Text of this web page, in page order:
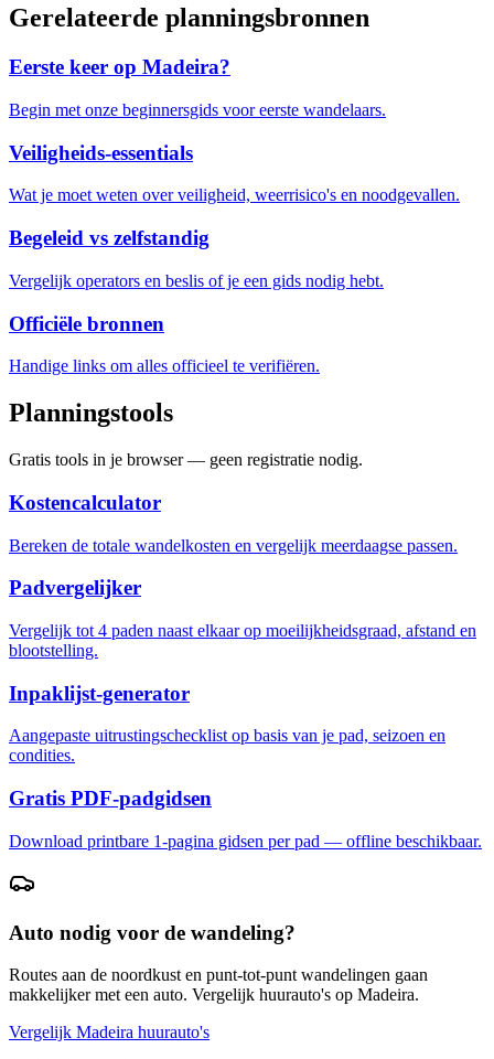
Gerelateerde planningsbronnen
Eerste keer op Madeira?
Begin met onze beginnersgids voor eerste wandelaars.
Veiligheids-essentials
Wat je moet weten over veiligheid, weerrisico's en noodgevallen.
Begeleid vs zelfstandig
Vergelijk operators en beslis of je een gids nodig hebt.
Officiële bronnen
Handige links om alles officieel te verifiëren.
Planningstools
Gratis tools in je browser — geen registratie nodig.
Kostencalculator
Bereken de totale wandelkosten en vergelijk meerdaagse passen.
Padvergelijker
Vergelijk tot 4 paden naast elkaar op moeilijkheidsgraad, afstand en
blootstelling.
Inpaklijst-generator
Aangepaste uitrustingschecklist op basis van je pad, seizoen en
condities.
Gratis PDF-padgidsen
Download printbare 1-pagina gidsen per pad — offline beschikbaar.
Auto nodig voor de wandeling?
Routes aan de noordkust en punt-tot-punt wandelingen gaan
makkelijker met een auto. Vergelijk huurauto's op Madeira.
Vergelijk Madeira huurauto's